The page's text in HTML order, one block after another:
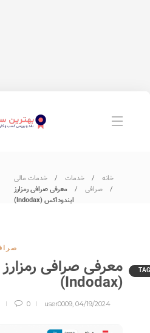
خانه خدمات
خدمات مالی
صرافی
معرفی صرافی رمزارز
ایندوداکس (Indodax)
معرفی صرافی
(Indodax)
user0009, 04/19/2024
0